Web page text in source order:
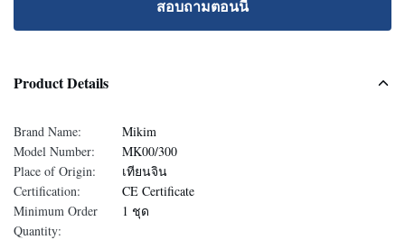
สอบถามตอนนี้
Product Details
Brand Name:
Mikim
Model Number:
MK00/300
Place of Origin:
เทียนจิน
Certification:
CE Certificate
Minimum Order
Quantity:
1 ชุด